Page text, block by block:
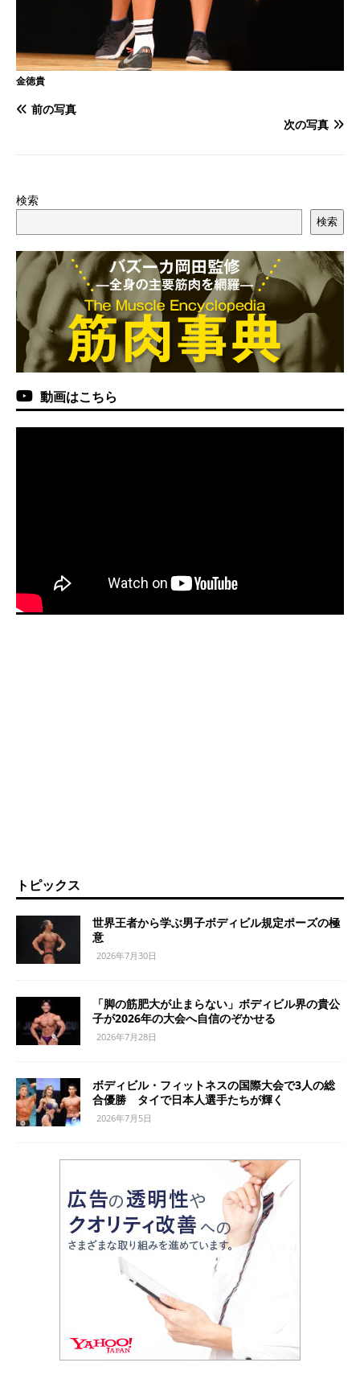
金徳貴
前の写真
次の写真
検索
検索
動画はこちら
トピックス
世界王者から学ぶ男子ボディビル規定ポーズの極
意
2026年7月30日
「脚の筋肥大が止まらない」ボディビル界の貴公
子が2026年の大会へ自信のぞかせる
2026年7月28日
ボディビル・フィットネスの国際大会で3人の総
合優勝 タイで日本人選手たちが輝く
2026年7月5日